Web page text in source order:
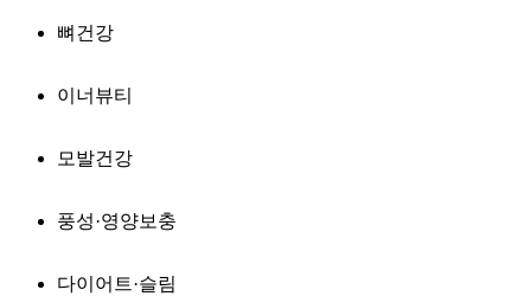
뼈건강
이너뷰티
모발건강
풍성·영양보충
다이어트·슬림